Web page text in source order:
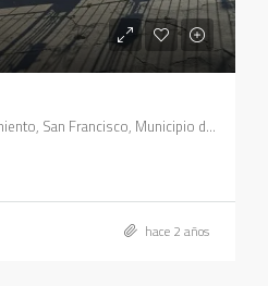
876, José María Drago, Sarmiento, San Francisco, Municipio de San Francisco, Pedanía Juárez Celman, Departamento San Justo, Córdoba, 2400, Argentina
hace 2 años